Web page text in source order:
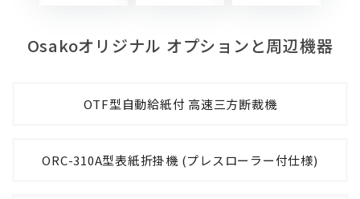
Osakoオリジナル オプションと周辺機器
OTF型⾃動給紙付 ⾼速三⽅断裁機
ORC-310A型表紙折掛機 (プレスローラー付仕様)